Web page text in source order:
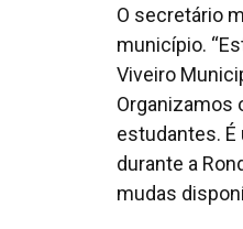
O secretário
município.
Viveiro
Organizamos
estudantes.
durante a
mudas